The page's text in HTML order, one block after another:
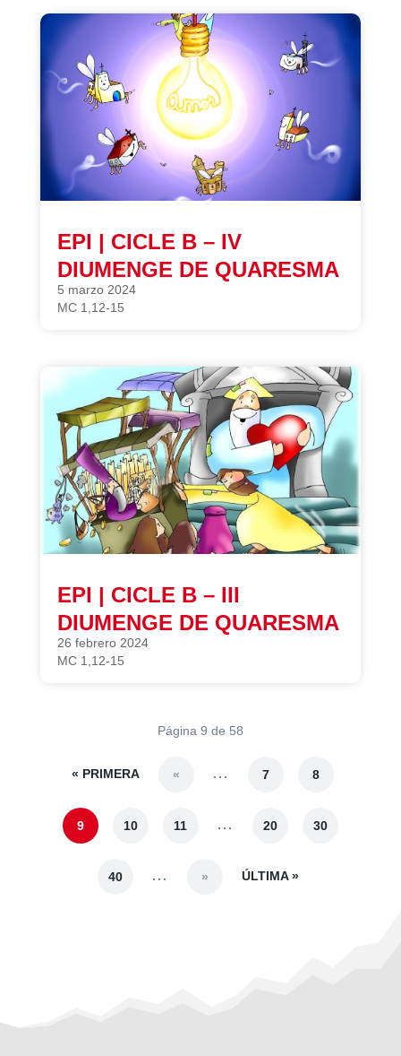
EPI | CICLE B – IV
DIUMENGE DE QUARESMA
5 marzo 2024
MC 1,12-15
EPI | CICLE B – III
DIUMENGE DE QUARESMA
26 febrero 2024
MC 1,12-15
Página 9 de 58
« PRIMERA « ... 7 8
9 10 11 ... 20 30
40 ... » ÚLTIMA »